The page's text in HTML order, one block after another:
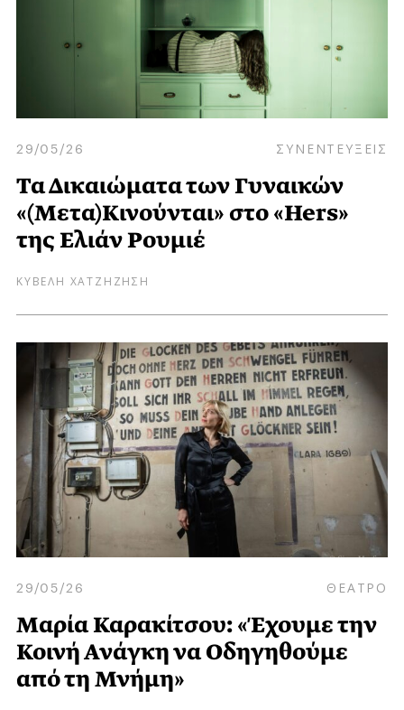
29/05/26 ΣΥΝΕΝΤΕΥΞΕΙΣ
Τα Δικαιώματα των Γυναικών
«(Μετα)Κινούνται» στο «Hers»
της Ελιάν Ρουμιέ
ΚΥΒΕΛΗ ΧΑΤΖΗΖΗΣΗ
29/05/26 ΘΕΑΤΡΟ
Μαρία Καρακίτσου: «Έχουμε την
Κοινή Ανάγκη να Οδηγηθούμε
από τη Μνήμη»